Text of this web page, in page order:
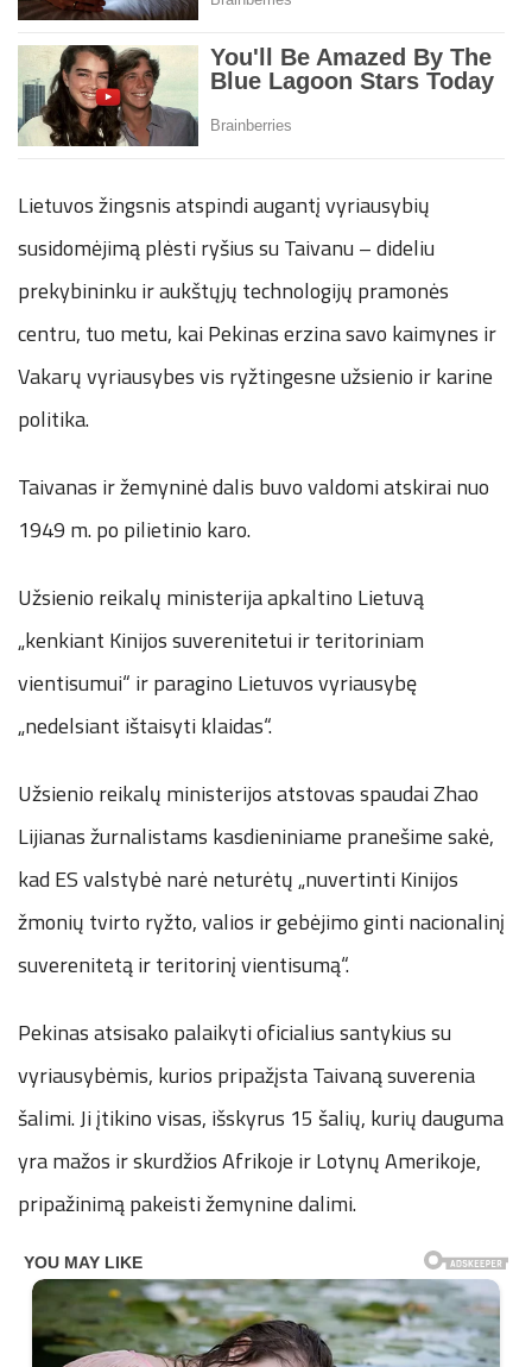
Lietuvos žingsnis atspindi augantį vyriausybių
susidomėjimą plėsti ryšius su Taivanu – dideliu
prekybininku ir aukštųjų technologijų pramonės
centru, tuo metu, kai Pekinas erzina savo kaimynes ir
Vakarų vyriausybes vis ryžtingesne užsienio ir karine
politika.
Taivanas ir žemyninė dalis buvo valdomi atskirai nuo
1949 m. po pilietinio karo.
Užsienio reikalų ministerija apkaltino Lietuvą
„kenkiant Kinijos suverenitetui ir teritoriniam
vientisumui“ ir paragino Lietuvos vyriausybę
„nedelsiant ištaisyti klaidas“.
Užsienio reikalų ministerijos atstovas spaudai Zhao
Lijianas žurnalistams kasdieniniame pranešime sakė,
kad ES valstybė narė neturėtų „nuvertinti Kinijos
žmonių tvirto ryžto, valios ir gebėjimo ginti nacionalinį
suverenitetą ir teritorinį vientisumą“.
Pekinas atsisako palaikyti oficialius santykius su
vyriausybėmis, kurios pripažįsta Taivaną suverenia
šalimi. Ji įtikino visas, išskyrus 15 šalių, kurių dauguma
yra mažos ir skurdžios Afrikoje ir Lotynų Amerikoje,
pripažinimą pakeisti žemynine dalimi.